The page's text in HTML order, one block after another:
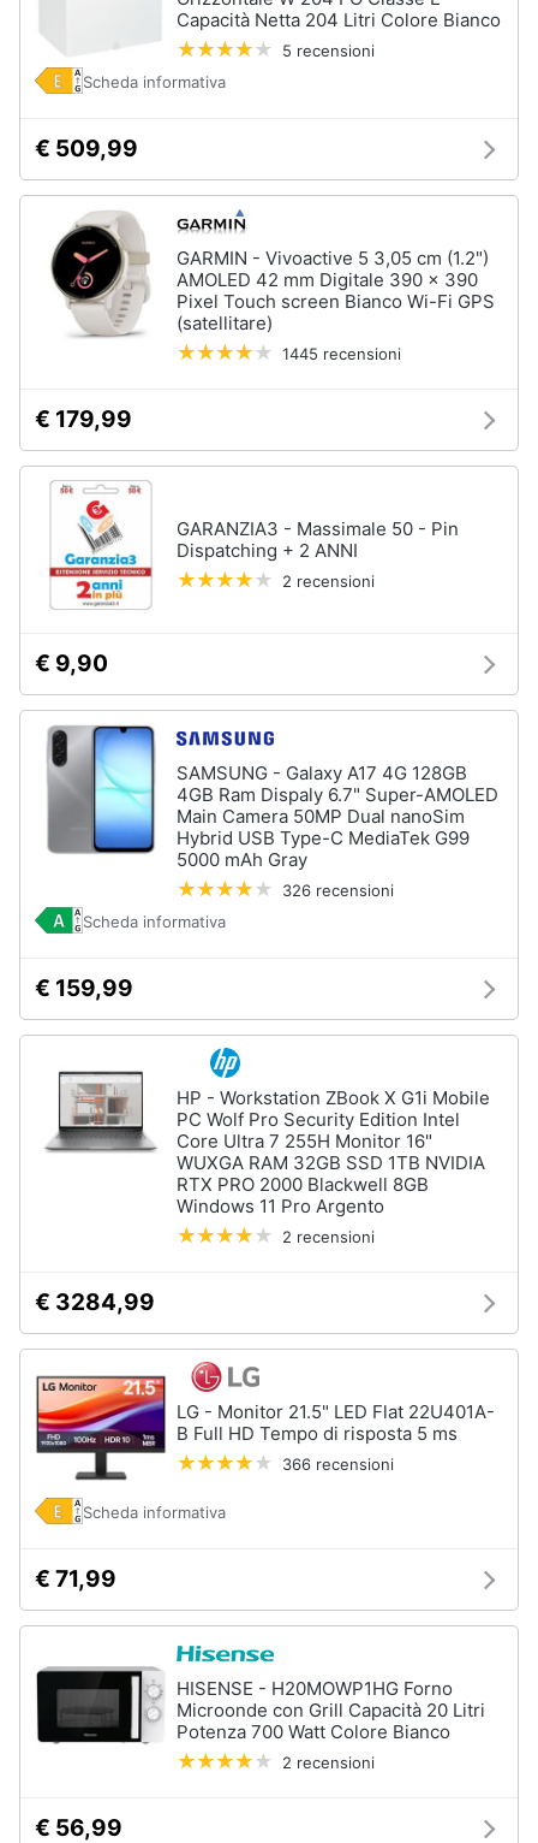
Capacità Netta 204 Litri Colore Bianco
5 recensioni
Scheda informativa
€ 509,99
GARMIN - Vivoactive 5 3,05 cm (1.2")
AMOLED 42 mm Digitale 390 x 390
Pixel Touch screen Bianco Wi-Fi GPS
(satellitare)
1445 recensioni
€ 179,99
GARANZIA3 - Massimale 50 - Pin
Dispatching + 2 ANNI
2 recensioni
€ 9,90
SAMSUNG - Galaxy A17 4G 128GB
4GB Ram Dispaly 6.7" Super-AMOLED
Main Camera 50MP Dual nanoSim
Hybrid USB Type-C MediaTek G99
5000 mAh Gray
326 recensioni
Scheda informativa
€ 159,99
HP - Workstation ZBook X G1i Mobile
PC Wolf Pro Security Edition Intel
Core Ultra 7 255H Monitor 16"
WUXGA RAM 32GB SSD 1TB NVIDIA
RTX PRO 2000 Blackwell 8GB
Windows 11 Pro Argento
2 recensioni
€ 3284,99
LG - Monitor 21.5" LED Flat 22U401A-
B Full HD Tempo di risposta 5 ms
366 recensioni
Scheda informativa
€ 71,99
HISENSE - H20MOWP1HG Forno
Microonde con Grill Capacità 20 Litri
Potenza 700 Watt Colore Bianco
2 recensioni
€ 56,99